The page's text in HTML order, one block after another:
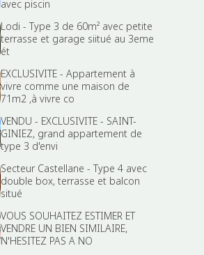
avec piscin
Lodi - Type 3 de 60m² avec petite
terrasse et garage siitué au 3eme
ét
EXCLUSIVITE - Appartement à
vivre comme une maison de
71m2 ,à vivre co
VENDU - EXCLUSIVITE - SAINT-
GINIEZ, grand appartement de
type 3 d'envi
Secteur Castellane - Type 4 avec
double box, terrasse et balcon
situé
VOUS SOUHAITEZ ESTIMER ET
VENDRE UN BIEN SIMILAIRE,
N'HESITEZ PAS A NO